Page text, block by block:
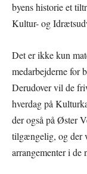
byens historie et
Kultur- og
Det er ikke kun
medarbejderne for
Derudover vil de
hverdag på
der også på Øster
tilgængelig, og der
arrangementer i de